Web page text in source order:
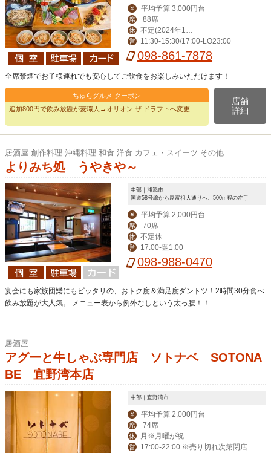
￥ 平均予算 3,000円台
席 88席
休
不定(2024年12
月31日はお休み,202
5年1月1日はランチ
営 11:30-15:30/17:00-LO23:00
098-861-7878
全席禁煙でお子様連れでも安心してご飲食をお楽しみいただけます！
ちゅらグルメ クーポン
追加800円で飲み放題が麦職人→オリオン ザ ドラフトへ変更
店舗
詳細
居酒屋 創作料理 沖縄料理 和食 洋食 カフェ・スイーツ その他
よりみち処 うやきや～
中部｜浦添市
国道58号線から屋富祖大通りへ。500m程の左手
￥ 平均予算 2,000円台
席 70席
休 不定休
営 17:00-翌1:00
098-988-0470
宴会にも家族団欒にもピッタリの、おトク度＆満足度ダントツ！2時間30分食べ
飲み放題が大人気。 メニュー表から例外なしという太っ腹！！
居酒屋
アグーと牛しゃぶ専門店 ソトナベ SOTONA
BE 宜野湾本店
中部｜宜野湾市
￥ 平均予算 2,000円台
席 74席
休
の場合は火曜が定休
営 17:00-22:00 ※売り切れ次第閉店